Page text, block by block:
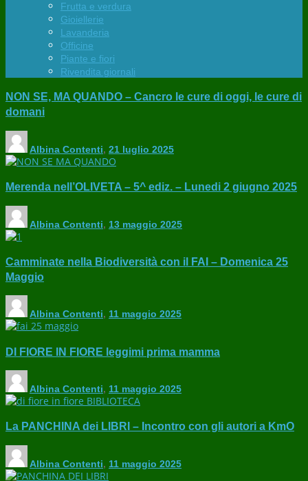
Frutta e verdura
Gioiellerie
Lavanderia
Officine
Piante e fiori
Rivendita giornali
NON SE, MA QUANDO – Cancro le cure di oggi, le cure di
domani
Albina Contenti, 21 luglio 2025
Merenda nell’OLIVETA – 5^ ediz. – Lunedi 2 giugno 2025
Albina Contenti, 13 maggio 2025
Camminate nella Biodiversità con il FAI – Domenica 25
Maggio
Albina Contenti, 11 maggio 2025
DI FIORE IN FIORE leggimi prima mamma
Albina Contenti, 11 maggio 2025
La PANCHINA dei LIBRI – Incontro con gli autori a KmO
Albina Contenti, 11 maggio 2025